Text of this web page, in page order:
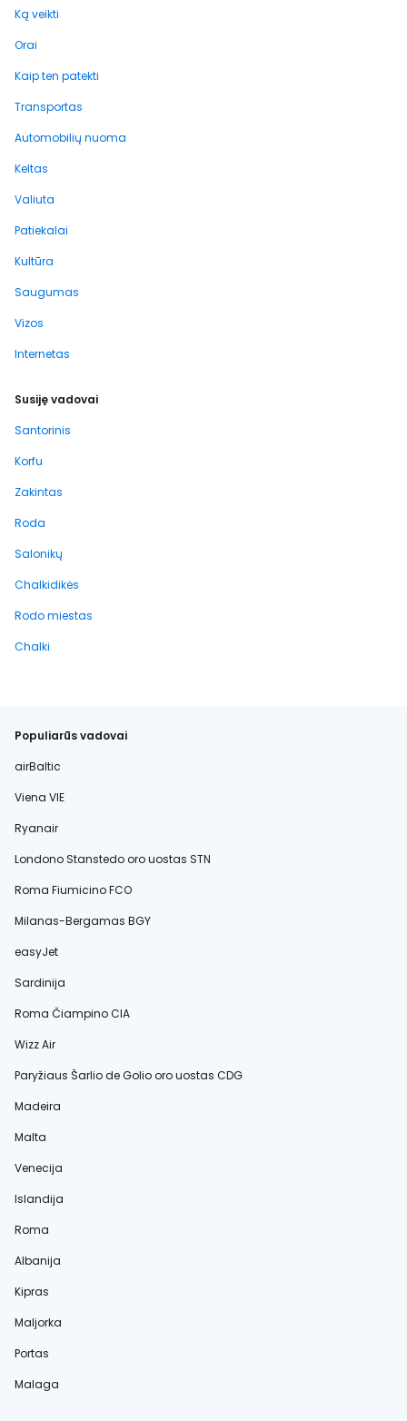
Ką veikti
Orai
Kaip ten patekti
Transportas
Automobilių nuoma
Keltas
Valiuta
Patiekalai
Kultūra
Saugumas
Vizos
Internetas
Susiję vadovai
Santorinis
Korfu
Zakintas
Roda
Salonikų
Chalkidikės
Rodo miestas
Chalki
Populiarūs vadovai
airBaltic
Viena VIE
Ryanair
Londono Stanstedo oro uostas STN
Roma Fiumicino FCO
Milanas-Bergamas BGY
easyJet
Sardinija
Roma Čiampino CIA
Wizz Air
Paryžiaus Šarlio de Golio oro uostas CDG
Madeira
Malta
Venecija
Islandija
Roma
Albanija
Kipras
Maljorka
Portas
Malaga